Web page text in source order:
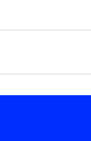
Motorola Moto
Motorola Moto G200
Motorola Moto G35